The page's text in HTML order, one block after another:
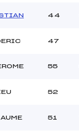
44
47
55
52
51